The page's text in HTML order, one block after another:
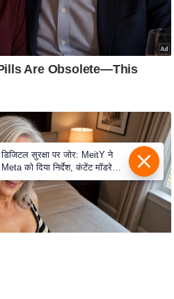
डिजिटल सुरक्षा पर जोर: MeitY ने
Meta को दिया निर्देश, कंटेंट मॉडरेशन
मजबूत करे